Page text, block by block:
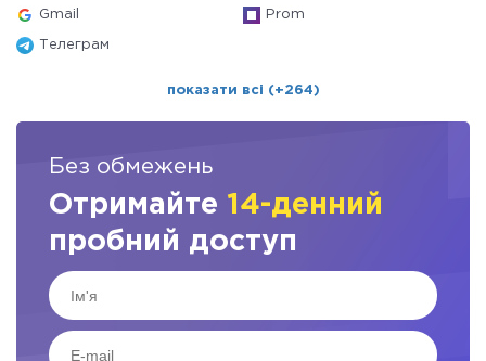
Gmail Prom
Телеграм
показати всі (+264)
Без обмежень
Отримайте 14-денний
пробний доступ